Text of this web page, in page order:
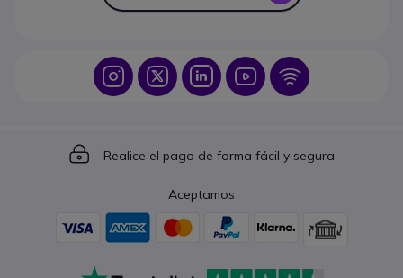
Icon IconIcon Icon Icon
Icon
Realice el pago de forma fácil y segura
Aceptamos